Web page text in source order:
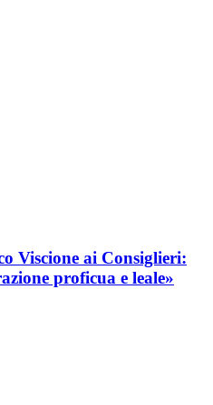
Viscione ai Consiglieri:
proficua e leale»